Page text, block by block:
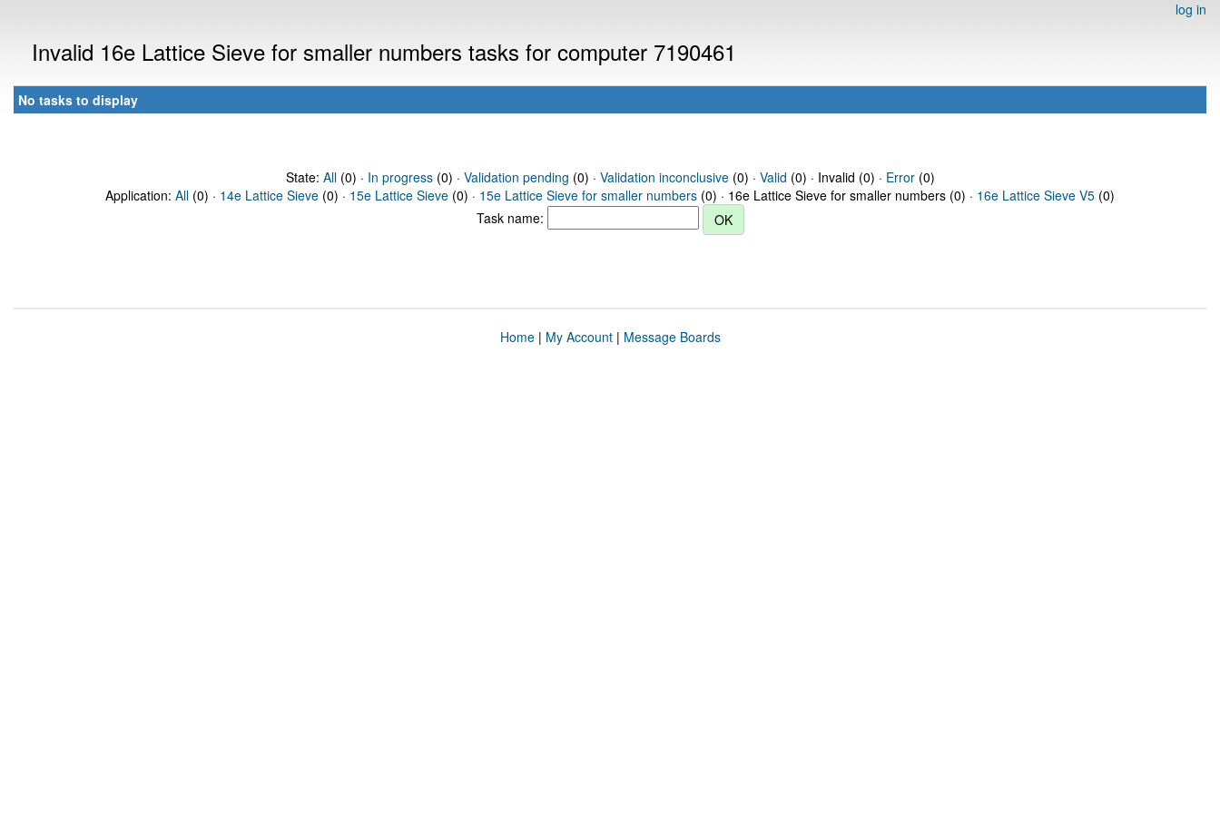
log in
Invalid 16e Lattice Sieve for smaller numbers tasks for computer 7190461
No tasks to display
State: All(0) · In progress(0) · Validation pending (0) · Validation inconclusive(0) · Valid (0) · Invalid (0) · Error(0)
Application: All (0) · 14e Lattice Sieve (0) · 15e Lattice Sieve (0) · 15e Lattice Sieve for smaller numbers (0) · 16e Lattice Sieve for smaller numbers (0) · 16e Lattice Sieve V5 (0)
Task name:
Home| My Account| Message Boards